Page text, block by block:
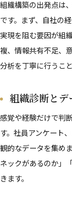
組織構築の出発点は
です。まず、自社の
実現を阻む要因が組
複、情報共有不足、
分析を丁寧に行うこ
組織診断とデ
感覚や経験だけで判
す。社員アンケート
観的なデータを集め
ネックがあるのか」
きます。